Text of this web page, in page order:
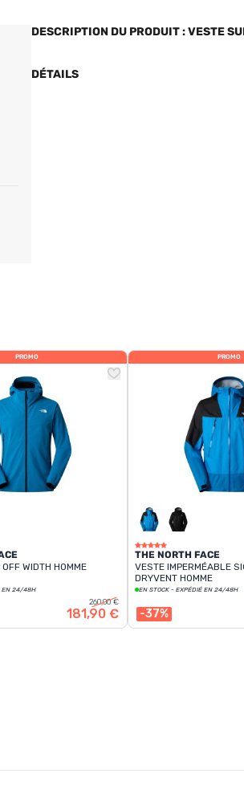
DESCRIPTION DU PRODUIT : VESTE
DÉTAILS
PROMO
WIDTH HOMME
EN 24/48H
260,00 €
181,90 €
PROMO
THE NORTH FACE
VESTE IMPERMÉABLE
DRYVENT HOMME
EN STOCK - EXPÉDIÉ EN 24/48H
-37%